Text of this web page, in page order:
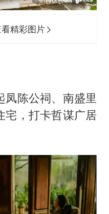
精彩图片
凤陈公祠、南盛里
宅，打卡哲谋广居